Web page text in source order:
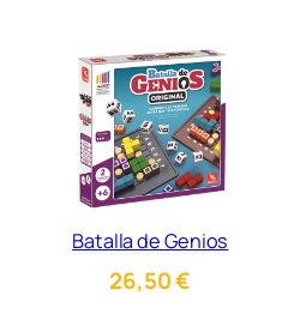
Batalla de Genios
26,50€